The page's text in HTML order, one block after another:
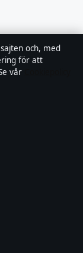
med
och, med
för att
vår